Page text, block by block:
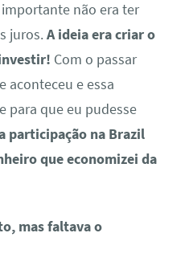
não era ter
juros.A ideia eracriar o
Com o passar
aconteceu e essa
para que eu pudesse
participação na Brazil
que economizei da
mas faltava o